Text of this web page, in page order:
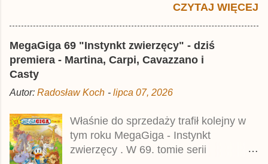
Jednak wbrew temu, na co wskazuje
młodego Kaczora Donalda i jego
przyjaciół, lecz prawdopodobnie znajdą
Publikacja będzie liczyła ok. 360 stron i
się historie z tomów 20. i 21. Lustiges
Taschenbuch Young Comics, które
zostały wydane w Niemczech parę
CZYTAJ WIĘCEJ
MegaGiga 69 "Instynkt zwierzęcy" - dziś
premiera - Martina, Carpi, Cavazzano i
Casty
Autor: Radosław Koch - lipca 07, 2026
Właśnie do sprzedaży trafił kolejny w
tym roku MegaGiga - Instynkt
zwierzęcy . W 69. tomie serii